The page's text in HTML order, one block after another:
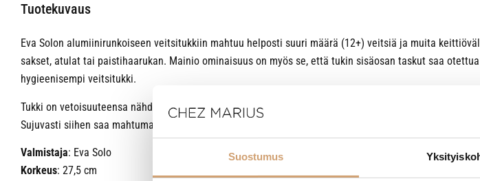
Suostumus
Tuotekuvaus
Eva Solon alumiinirunkoiseen veitsitukkiin mahtuu helposti suuri määrä (12+) veitsiä ja muita
sakset, atulat tai paistihaarukan. Mainio ominaisuus on myös se, että tukin sisäosan taskut saa
hygieenisempi veitsitukki.
Tukki on vetoisuuteensa nähden myös erittäin vähän tilaa vievä.
Sujuvasti siihen saa mahtumaan jopa 30cm pitkän veitsen.
Valmistaja: Eva Solo
Korkeus: 27,5 cm